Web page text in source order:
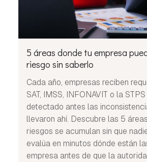
5 áreas donde tu empresa
riesgo sin saberlo
Cada año, empresas reciben
SAT, IMSS, INFONAVIT o la
detectado antes las
llevaron ahí. Descubre las 5
riesgos se acumulan sin que
evalúa en minutos dónde están
empresa antes de que la